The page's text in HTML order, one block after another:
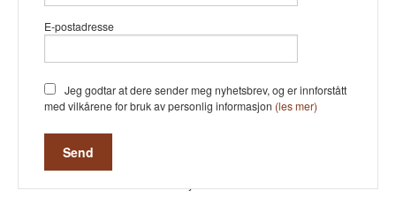
Vår nettbutikk bruker cookies slik at
bruker cookies hovedsaklig til å lagre
innloggingsdetaljer og huske hva du
Fortsett å bruke siden som normalt
E-postadresse
Jeg godtar at dere sender meg nyhetsbrev, og er innforstått
med vilkårene for bruk av personlig informasjon (les mer)